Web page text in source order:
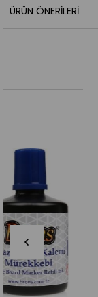
ÜRÜN ÖNERILERI